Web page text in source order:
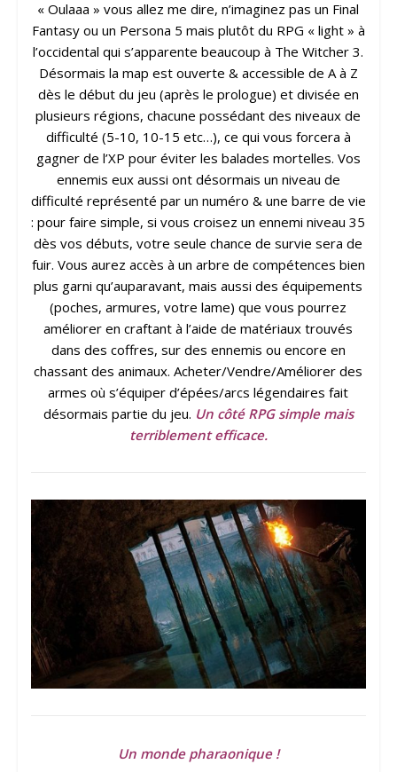
« Oulaaa » vous allez me dire, n’imaginez pas un Final
Fantasy ou un Persona 5 mais plutôt du RPG « light » à
l’occidental qui s’apparente beaucoup à The Witcher 3.
Désormais la map est ouverte & accessible de A à Z
dès le début du jeu (après le prologue) et divisée en
plusieurs régions, chacune possédant des niveaux de
difficulté (5-10, 10-15 etc…), ce qui vous forcera à
gagner de l’XP pour éviter les balades mortelles. Vos
ennemis eux aussi ont désormais un niveau de
difficulté représenté par un numéro & une barre de vie
: pour faire simple, si vous croisez un ennemi niveau 35
dès vos débuts, votre seule chance de survie sera de
fuir. Vous aurez accès à un arbre de compétences bien
plus garni qu’auparavant, mais aussi des équipements
(poches, armures, votre lame) que vous pourrez
améliorer en craftant à l’aide de matériaux trouvés
dans des coffres, sur des ennemis ou encore en
chassant des animaux. Acheter/Vendre/Améliorer des
armes où s’équiper d’épées/arcs légendaires fait
désormais partie du jeu. Un côté RPG simple mais
terriblement efficace.
Un monde pharaonique !